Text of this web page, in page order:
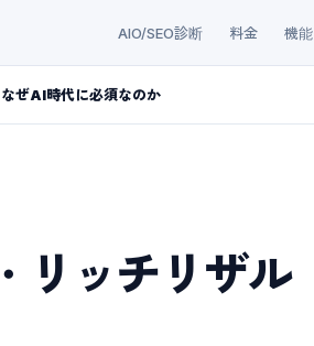
AIO/SEO診断 料金 機能
ぜAI時代に必須なのか
リッチリザル